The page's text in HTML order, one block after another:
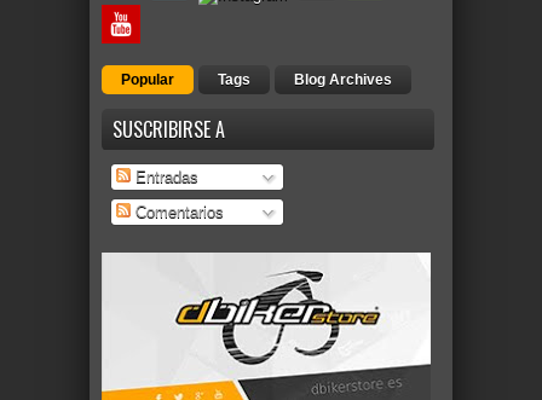
Popular Tags Blog Archives
SUSCRIBIRSE A
Entradas
Comentarios